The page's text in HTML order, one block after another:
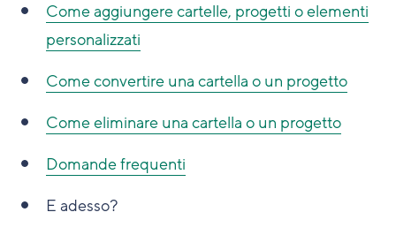
Come aggiungere cartelle, progetti o elementi
personalizzati
Come convertire una cartella o un progetto
Come eliminare una cartella o un progetto
Domande frequenti
E adesso?